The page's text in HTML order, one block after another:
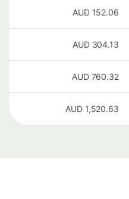
152.06
AUD
304.13
AUD
760.32
AUD
1,520.63
AUD